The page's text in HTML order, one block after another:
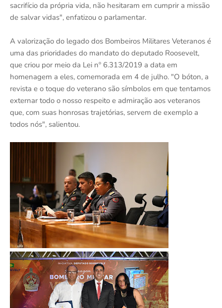
sacrifício da própria vida, não hesitaram em cumprir a missão
de salvar vidas", enfatizou o parlamentar.
A valorização do legado dos Bombeiros Militares Veteranos é
uma das prioridades do mandato do deputado Roosevelt,
que criou por meio da Lei nº 6.313/2019 a data em
homenagem a eles, comemorada em 4 de julho. "O bóton, a
revista e o toque do veterano são símbolos em que tentamos
externar todo o nosso respeito e admiração aos veteranos
que, com suas honrosas trajetórias, servem de exemplo a
todos nós", salientou.